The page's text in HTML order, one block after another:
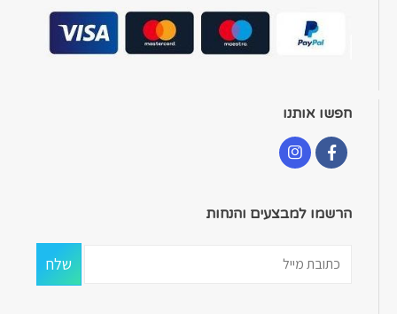
חפשו אותנו
הרשמו למבצעים והנחות